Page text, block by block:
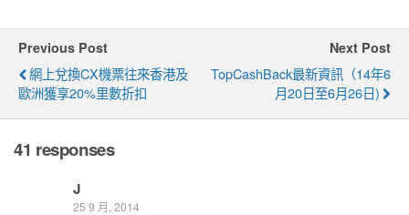
Previous Post
網上兌換CX機票往來香港及
歐洲獲享20%里數折扣
Next Post
TopCashBack最新資訊（14年6
月20日至6月26日)
41 responses
J
25 9 月, 2014